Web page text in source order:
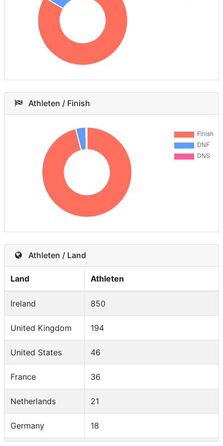
Athleten / Finish
Athleten / Land
Land Athleten
Ireland 850
United Kingdom 194
United States 46
France 36
Netherlands 21
Germany 18